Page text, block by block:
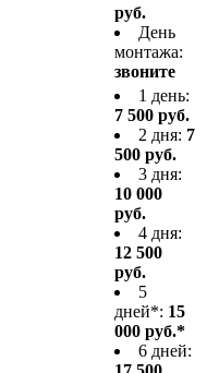
руб.
День
монтажа:
звоните
1 день:
7 500 руб.
2 дня: 7
500 руб.
3 дня:
10 000
руб.
4 дня:
12 500
руб.
5
дней*: 15
000 руб.*
6 дней: